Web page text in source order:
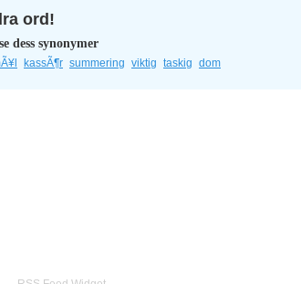
ord!
dess synonymer
kassÃ¶r summering viktig taskig dom